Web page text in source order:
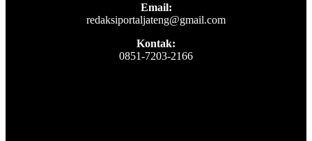
Email:
redaksiportaljateng@gmail.com
Kontak:
0851-7203-2166